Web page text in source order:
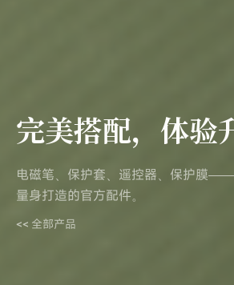
完美搭配，体验
电磁笔、保护套、遥控器、保护膜
量身打造的官方配件。
<< 全部产品